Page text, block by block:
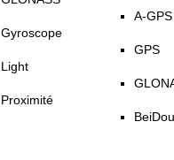
Gyroscope
Light
Proximité
A-GPS
GPS
BeiDou